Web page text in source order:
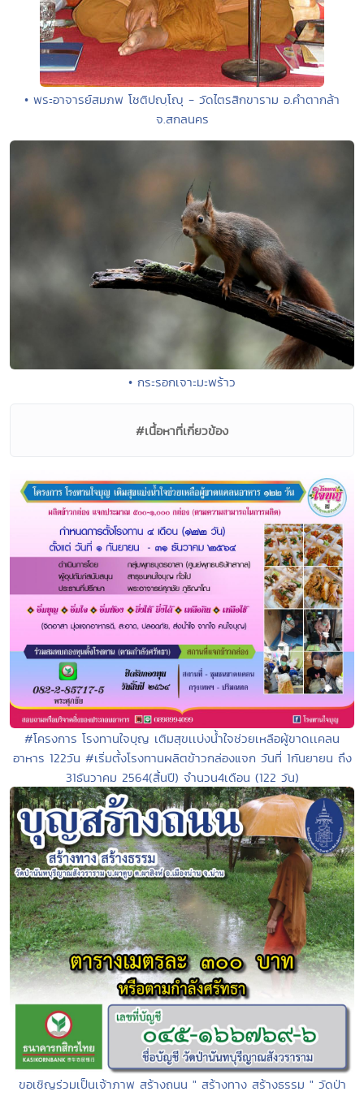
• พระอาจารย์สมภพ โชติปญฺโญุ - วัดไตรสิกขาราม อ.คำตากล้า
จ.สกลนคร
• กระรอกเจาะมะพร้าว
#เนื้อหาที่เกี่ยวข้อง
#โครงการ โรงทานใจบุญ เติมสุขเเบ่งน้ำใจช่วยเหลือผู้ขาดเเคลน
อาหาร 122วัน #เริ่มตั้งโรงทานผลิตข้าวกล่องแจก วันที่ 1กันยายน ถึง
31ธันวาคม 2564(สิ้นปี) จำนวน4เดือน (122 วัน)
ขอเชิญร่วมเป็นเจ้าภาพ สร้างถนน " สร้างทาง สร้างธรรม " วัดป่า